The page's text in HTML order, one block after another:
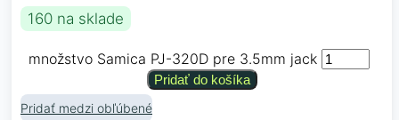
160 na sklade
množstvo Samica PJ-320D pre 3.5mm jack
Pridať do košíka
Pridať medzi obľúbené